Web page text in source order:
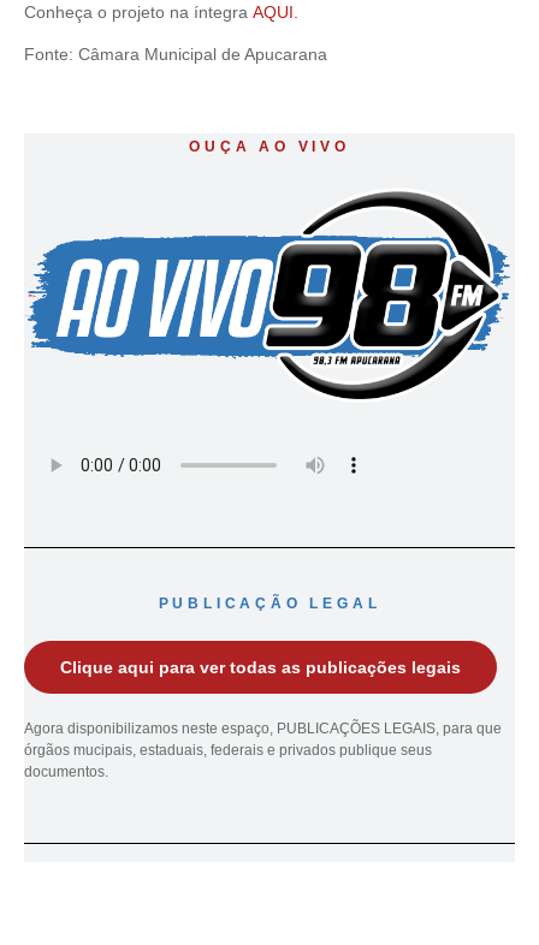
Conheça o projeto na íntegra AQUI.
Fonte: Câmara Municipal de Apucarana
OUÇA AO VIVO
PUBLICAÇÃO LEGAL
Clique aqui para ver todas as publicações legais
Agora disponibilizamos neste espaço, PUBLICAÇÕES LEGAIS, para que
órgãos mucipais, estaduais, federais e privados publique seus
documentos.